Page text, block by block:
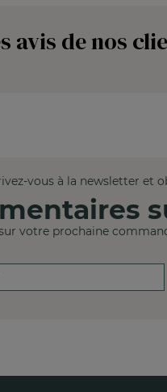
avis de nos
vous à la newsletter et
votre prochaine